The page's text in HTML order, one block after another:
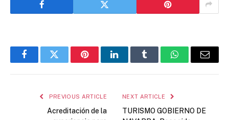
FacebookTwitter PinterestLinkedInTumblr WhatsAppEmail
PREVIOUS ARTICLE
Acreditación de la
NEXT ARTICLE
TURISMO GOBIERNO DE